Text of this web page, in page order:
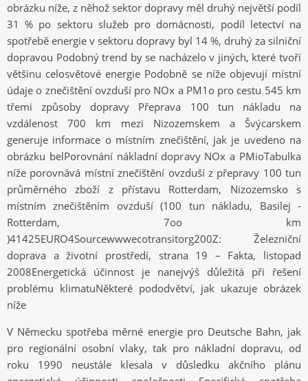
obrázku níže, z něhož sektor dopravy měl druhý největší podíl
31 % po sektoru služeb pro domácnosti, podíl letectví na
spotřebě energie v sektoru dopravy byl 14 %, druhý za silniční
dopravou Podobný trend by se nacházelo v jiných, které tvoří
většinu celosvětové energie Podobně se níže objevují místní
údaje o znečištění ovzduší pro NOx a PM1o pro cestu 545 km
třemi způsoby dopravy Přeprava 100 tun nákladu na
vzdálenost 700 km mezi Nizozemskem a Švýcarskem
generuje informace o místním znečištění, jak je uvedeno na
obrázku belPorovnání nákladní dopravy NOx a PMioTabulka
níže porovnává místní znečištění ovzduší z přepravy 100 tun
průměrného zboží z přístavu Rotterdam, Nizozemsko s
místním znečištěním ovzduší (100 tun nákladu, Basilej -
Rotterdam, 7oo km
)41425EURO4Sourcewwwecotransitorg200Z: Železniční
doprava a životní prostředí, strana 19 – Fakta, listopad
2008Energetická účinnost je nanejvýš důležitá při řešení
problému klimatuNěkteré pododvětví, jak ukazuje obrázek
níže
V Německu spotřeba měrné energie pro Deutsche Bahn, jak
pro regionální osobní vlaky, tak pro nákladní dopravu, od
roku 1990 neustále klesala v důsledku akčního plánu